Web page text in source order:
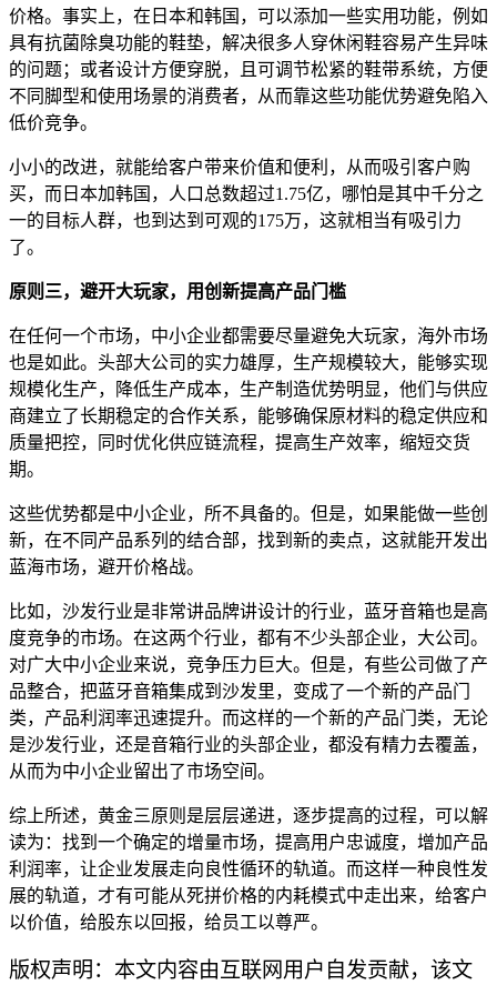
价格。事实上，在日本和韩国，可以添加一些实用功能，例如
具有抗菌除臭功能的鞋垫，解决很多人穿休闲鞋容易产生异味
的问题；或者设计方便穿脱，且可调节松紧的鞋带系统，方便
不同脚型和使用场景的消费者，从而靠这些功能优势避免陷入
低价竞争。
小小的改进，就能给客户带来价值和便利，从而吸引客户购
买，而日本加韩国，人口总数超过1.75亿，哪怕是其中千分之
一的目标人群，也到达到可观的175万，这就相当有吸引力
了。
原则三，避开大玩家，用创新提高产品门槛
在任何一个市场，中小企业都需要尽量避免大玩家，海外市场
也是如此。头部大公司的实力雄厚，生产规模较大，能够实现
规模化生产，降低生产成本，生产制造优势明显，他们与供应
商建立了长期稳定的合作关系，能够确保原材料的稳定供应和
质量把控，同时优化供应链流程，提高生产效率，缩短交货
期。
这些优势都是中小企业，所不具备的。但是，如果能做一些创
新，在不同产品系列的结合部，找到新的卖点，这就能开发出
蓝海市场，避开价格战。
比如，沙发行业是非常讲品牌讲设计的行业，蓝牙音箱也是高
度竞争的市场。在这两个行业，都有不少头部企业，大公司。
对广大中小企业来说，竞争压力巨大。但是，有些公司做了产
品整合，把蓝牙音箱集成到沙发里，变成了一个新的产品门
类，产品利润率迅速提升。而这样的一个新的产品门类，无论
是沙发行业，还是音箱行业的头部企业，都没有精力去覆盖，
从而为中小企业留出了市场空间。
综上所述，黄金三原则是层层递进，逐步提高的过程，可以解
读为：找到一个确定的增量市场，提高用户忠诚度，增加产品
利润率，让企业发展走向良性循环的轨道。而这样一种良性发
展的轨道，才有可能从死拼价格的内耗模式中走出来，给客户
以价值，给股东以回报，给员工以尊严。
版权声明：本文内容由互联网用户自发贡献，该文